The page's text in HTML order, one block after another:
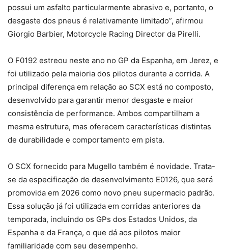
possui um asfalto particularmente abrasivo e, portanto, o
desgaste dos pneus é relativamente limitado”, afirmou
Giorgio Barbier, Motorcycle Racing Director da Pirelli.
O F0192 estreou neste ano no GP da Espanha, em Jerez, e
foi utilizado pela maioria dos pilotos durante a corrida. A
principal diferença em relação ao SCX está no composto,
desenvolvido para garantir menor desgaste e maior
consistência de performance. Ambos compartilham a
mesma estrutura, mas oferecem características distintas
de durabilidade e comportamento em pista.
O SCX fornecido para Mugello também é novidade. Trata-
se da especificação de desenvolvimento E0126, que será
promovida em 2026 como novo pneu supermacio padrão.
Essa solução já foi utilizada em corridas anteriores da
temporada, incluindo os GPs dos Estados Unidos, da
Espanha e da França, o que dá aos pilotos maior
familiaridade com seu desempenho.